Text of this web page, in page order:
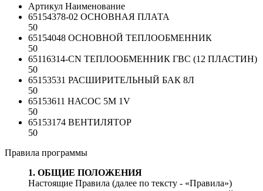
Артикул Наименование
65154378-02 ОСНОВНАЯ ПЛАТА
50
65154048 ОСНОВНОЙ ТЕПЛООБМЕННИК
50
65116314-CN ТЕПЛООБМЕННИК ГВС (12 ПЛАСТИН)
50
65153531 РАСШИРИТЕЛЬНЫЙ БАК 8Л
50
65153611 НАСОС 5M 1V
50
65153174 ВЕНТИЛЯТОР
50
Правила программы
1. ОБЩИЕ ПОЛОЖЕНИЯ
Настоящие Правила (далее по тексту - «Правила»)